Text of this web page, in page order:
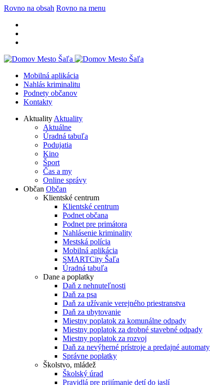
Rovno na obsah Rovno na menu
Mobilná aplikácia
Nahlás kriminalitu
Podnety občanov
Kontakty
Aktuality Aktuality
Aktuálne
Úradná tabuľa
Podujatia
Kino
Šport
Čas a my
Online správy
Občan Občan
Klientské centrum
Klientské centrum
Podnet občana
Podnet pre primátora
Nahlásenie kriminality
Mestská polícia
Mobilná aplikácia
SMARTCity Šaľa
Úradná tabuľa
Dane a poplatky
Daň z nehnuteľnosti
Daň za psa
Daň za užívanie verejného priestranstva
Daň za ubytovanie
Miestny poplatok za komunálne odpady
Miestny poplatok za drobné stavebné odpady
Miestny poplatok za rozvoj
Daň za nevýherné prístroje a predajné automaty
Správne poplatky
Školstvo, mládež
Školský úrad
Pravidlá pre prijímanie detí do jaslí